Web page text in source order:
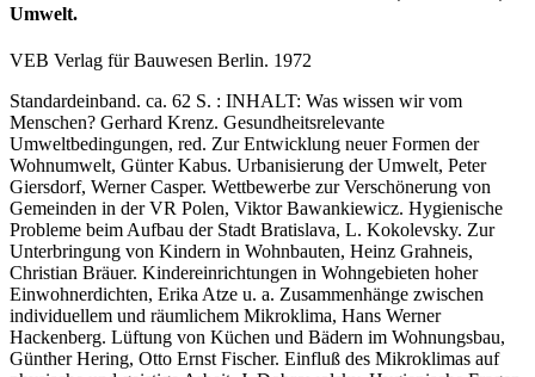
Umwelt.
VEB Verlag für Bauwesen Berlin. 1972
Standardeinband. ca. 62 S. : INHALT: Was wissen wir vom
Menschen? Gerhard Krenz. Gesundheitsrelevante
Umweltbedingungen, red. Zur Entwicklung neuer Formen der
Wohnumwelt, Günter Kabus. Urbanisierung der Umwelt, Peter
Giersdorf, Werner Casper. Wettbewerbe zur Verschönerung von
Gemeinden in der VR Polen, Viktor Bawankiewicz. Hygienische
Probleme beim Aufbau der Stadt Bratislava, L. Kokolevsky. Zur
Unterbringung von Kindern in Wohnbauten, Heinz Grahneis,
Christian Bräuer. Kindereinrichtungen in Wohngebieten hoher
Einwohnerdichten, Erika Atze u. a. Zusammenhänge zwischen
individuellem und räumlichem Mikroklima, Hans Werner
Hackenberg. Lüftung von Küchen und Bädern im Wohnungsbau,
Günther Hering, Otto Ernst Fischer. Einfluß des Mikroklimas auf